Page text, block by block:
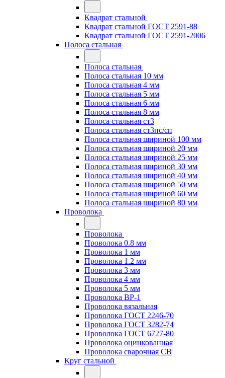
Квадрат стальной
Квадрат стальной ГОСТ 2591-88
Квадрат стальной ГОСТ 2591-2006
Полоса стальная
Полоса стальная
Полоса стальная 10 мм
Полоса стальная 4 мм
Полоса стальная 5 мм
Полоса стальная 6 мм
Полоса стальная 8 мм
Полоса стальная ст3
Полоса стальная ст3пс/сп
Полоса стальная шириной 100 мм
Полоса стальная шириной 20 мм
Полоса стальная шириной 25 мм
Полоса стальная шириной 30 мм
Полоса стальная шириной 40 мм
Полоса стальная шириной 50 мм
Полоса стальная шириной 60 мм
Полоса стальная шириной 80 мм
Проволока
Проволока
Проволока 0.8 мм
Проволока 1 мм
Проволока 1.2 мм
Проволока 3 мм
Проволока 4 мм
Проволока 5 мм
Проволока ВР-1
Проволока вязальная
Проволока ГОСТ 2246-70
Проволока ГОСТ 3282-74
Проволока ГОСТ 6727-80
Проволока оцинкованная
Проволока сварочная СВ
Круг стальной